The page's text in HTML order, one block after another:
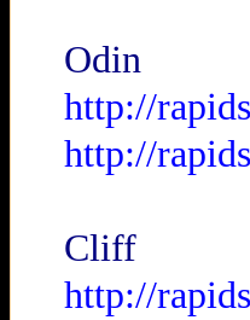
Odin
http://
http://
Cliff
http://